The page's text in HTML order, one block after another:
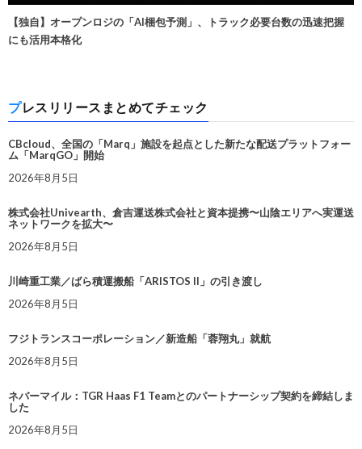
【独自】オープンロジの「AI梱包予測」、トラック必要台数の迅速把握
にも活用本格化
プレスリリースまとめてチェック
CBcloud、全国の「Marq」施設を起点とした新たな配送プラットフォー
ム「MarqGO」開始
2026年8月5日
株式会社Univearth、倉吉運送株式会社と資本提携〜山陰エリアへ実運送
ネットワークを拡大〜
2026年8月5日
川崎重工業／ばら積運搬船「ARISTOS II」の引き渡し
2026年8月5日
フジトランスコーポレーション／新造船「蓉翔丸」就航
2026年8月5日
ネバーマイル：TGR Haas F1 Teamとのパートナーシップ契約を締結しま
した
2026年8月5日